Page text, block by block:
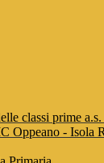
classi prime
Oppeano - Isola